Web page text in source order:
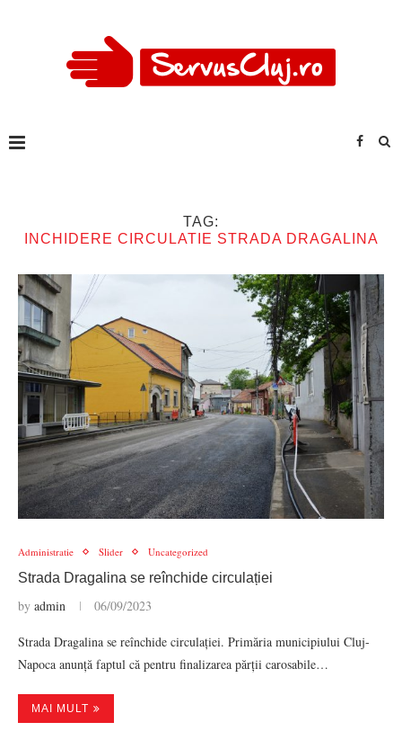
TAG:
INCHIDERE CIRCULATIE STRADA DRAGALINA
Administratie Slider Uncategorized
Strada Dragalina se reînchide circulației
by admin 06/09/2023
Strada Dragalina se reînchide circulației. Primăria municipiului Cluj-
Napoca anunță faptul că pentru finalizarea părții carosabile…
MAI MULT